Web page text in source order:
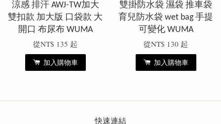
涼感 排汗 AWJ-TW加大
雙扣款 加大版 口袋款 大
開口 布尿布 WUMA
從NT$ 135 起
加入購物車
雙掛防水袋 濕袋 推車袋
育兒防水袋 wet bag 手提
可變化 WUMA
從NT$ 130 起
加入購物車
快速連結